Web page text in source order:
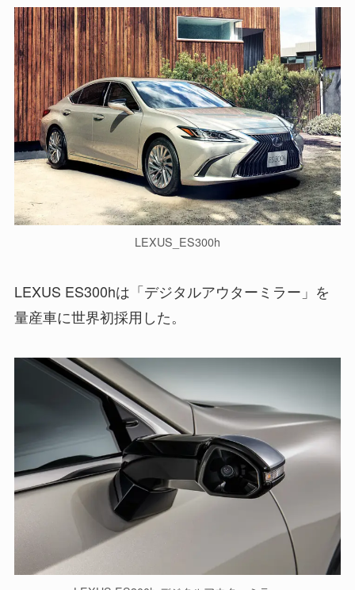
LEXUS_ES300h
LEXUS ES300hは「デジタルアウターミラー」を
量産車に世界初採用した。